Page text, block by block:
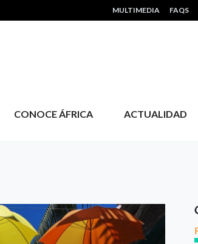
HEADER MENU
MULTIMEDIA FAQS
CONOCE ÁFRICA ACTUALIDAD